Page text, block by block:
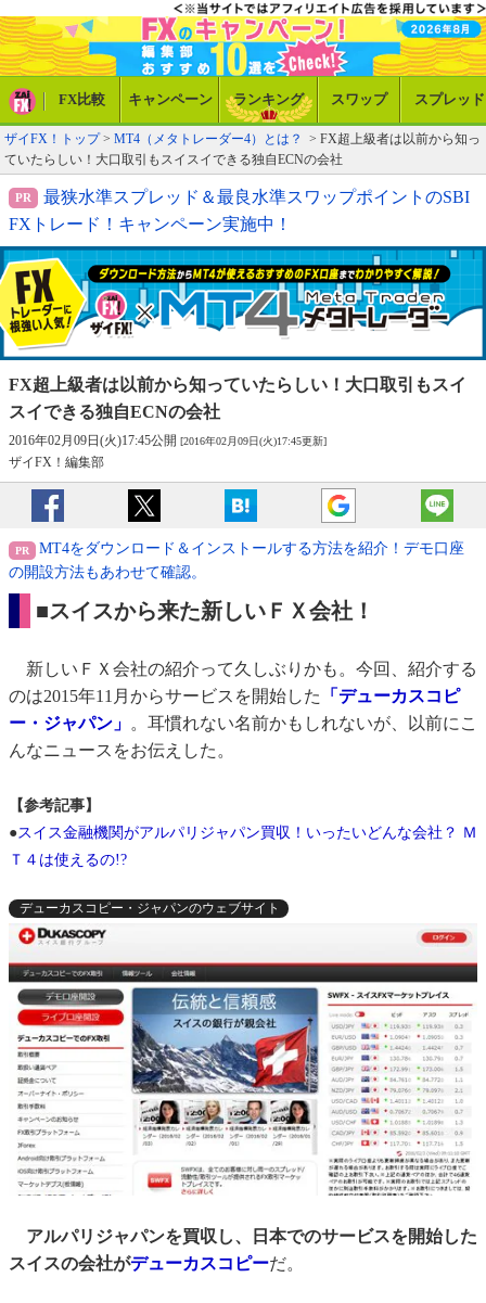
FX比較 キャンペーン ランキング スワップ スプレッド
ザイFX！トップ> MT4（メタトレーダー4）とは？
> FX超上級者は以前から知っ
ていたらしい！大口取引もスイスイできる独自ECNの会社
最狭水準スプレッド＆最良水準スワップポイントのSBI
FXトレード！キャンペーン実施中！
FX超上級者は以前から知っていたらしい！ 大口取引もスイ
スイできる独自ECNの会社
2016年02月09日(火)17:45公開 [2016年02月09日(火)17:45更新]
ザイFX！編集部
MT4をダウンロード＆インストールする方法を紹介！デモ口座
の開設方法もあわせて確認。
■スイスから来た新しいＦＸ会社！
新しいＦＸ会社の紹介って久しぶりかも。今回、紹介する
のは2015年11月からサービスを開始した
「デューカスコピ
ー・ジャパン」 。耳慣れない名前かもしれないが、以前にこ
んなニュースをお伝えした。
【参考記事】
●スイス金融機関がアルパリジャパン買収！いったいどんな会社？ Ｍ
Ｔ４は使えるの!?
デューカスコピー・ジャパンのウェブサイト
アルパリジャパンを買収し、日本でのサービスを開始した
スイスの会社がデューカスコピーだ。